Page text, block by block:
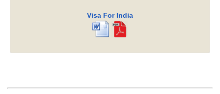
Visa For India